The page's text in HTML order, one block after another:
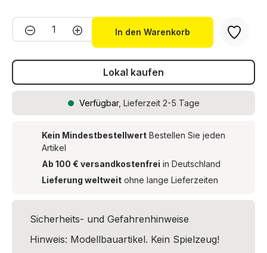
Produkt Anzahl: Gib den
In den Warenkorb
Lokal kaufen
Verfügbar, Lieferzeit 2-5 Tage
Kein Mindestbestellwert Bestellen Sie jeden
Artikel
Ab 100 € versandkostenfrei in Deutschland
Lieferung weltweit ohne lange Lieferzeiten
Sicherheits- und Gefahrenhinweise
Hinweis: Modellbauartikel. Kein Spielzeug!